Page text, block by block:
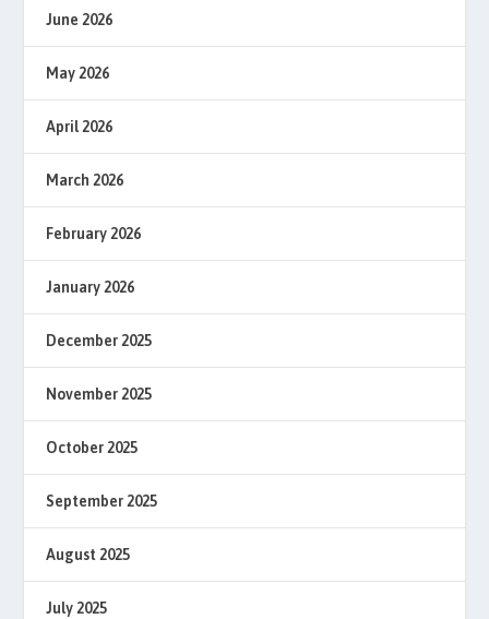
June 2026
May 2026
April 2026
March 2026
February 2026
January 2026
December 2025
November 2025
October 2025
September 2025
August 2025
July 2025